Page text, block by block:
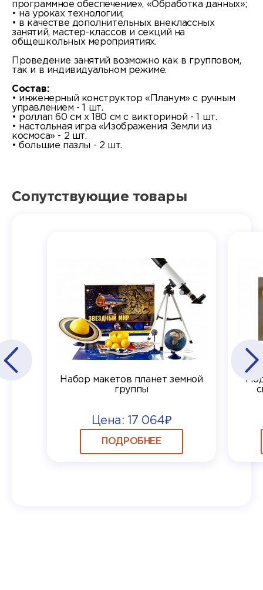
программное обеспечение», «Обработка данных»;
• на уроках технологии;
• в качестве дополнительных внеклассных
занятий, мастер-классов и секций на
общешкольных мероприятиях.
Проведение занятий возможно как в групповом,
так и в индивидуальном режиме.
Состав:
• инженерный конструктор «Планум» c ручным
управлением - 1 шт.
• роллап 60 см х 180 см с викториной - 1 шт.
• настольная игра «Изображения Земли из
космоса» - 2 шт.
• большие пазлы - 2 шт.
Сопутствующие товары
Набор макетов планет земной
группы
Цена: 17 064₽
ПОДРОБНЕЕ